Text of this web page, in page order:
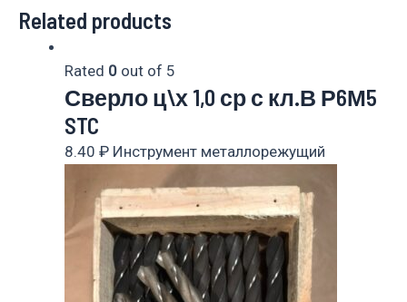
Related products
Rated 0 out of 5
Сверло ц\х 1,0 ср с кл.В Р6М5
STC
8.40 ₽ Инструмент металлорежущий